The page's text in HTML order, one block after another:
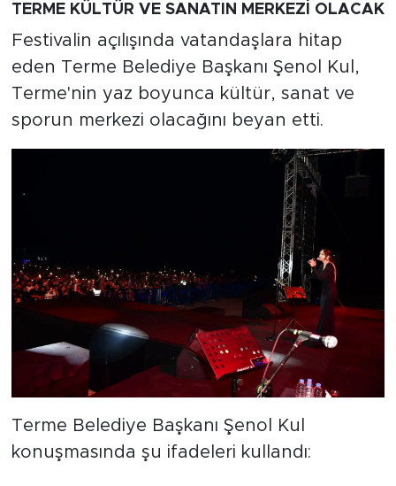
TERME KÜLTÜR VE SANATIN MERKEZİ OLACAK
Festivalin açılışında vatandaşlara hitap
eden Terme Belediye Başkanı Şenol Kul,
Terme'nin yaz boyunca kültür, sanat ve
sporun merkezi olacağını beyan etti.
Terme Belediye Başkanı Şenol Kul
konuşmasında şu ifadeleri kullandı: